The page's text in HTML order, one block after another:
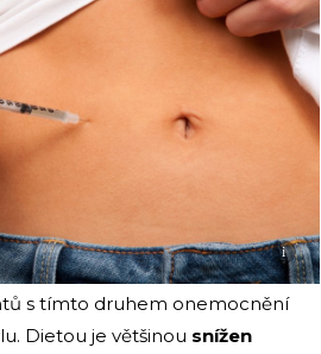
i
s tímto druhem onemocnění
Dietou je většinou snížen